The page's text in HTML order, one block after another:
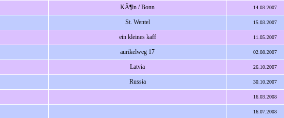
KÃ¶ln / Bonn 14.03.2007
St. Wentel 15.03.2007
ein kleines kaff 11.05.2007
aurikelweg 17 02.08.2007
Latvia 26.10.2007
Russia 30.10.2007
16.03.2008
16.07.2008